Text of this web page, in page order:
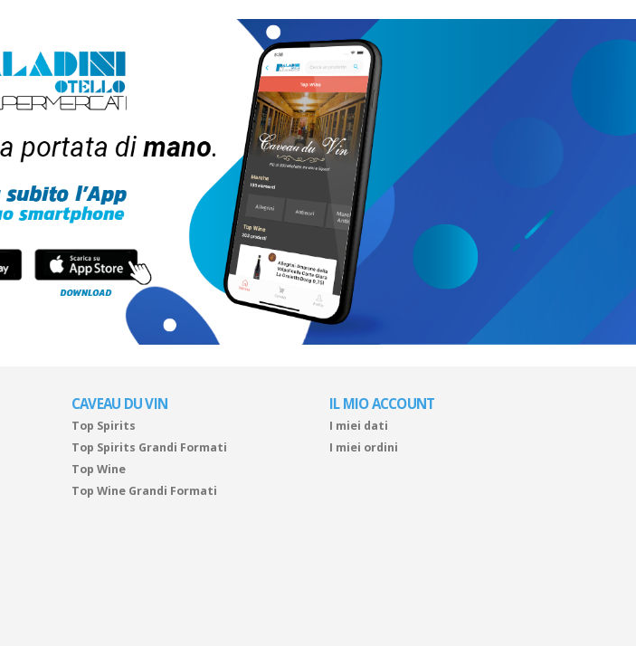
CAVEAU DU VIN
Top Spirits
Top Spirits Grandi Formati
Top Wine
Top Wine Grandi Formati
IL MIO ACCOUNT
I miei dati
I miei ordini